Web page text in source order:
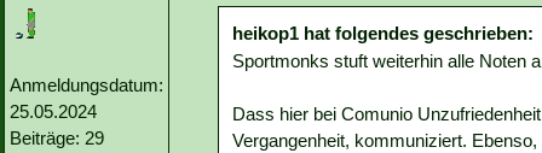
Anmeldungsdatum:
25.05.2024
Beiträge: 29
heikop1 hat folgendes geschrieben:
Sportmonks stuft weiterhin alle Noten
Dass hier bei Comunio
Vergangenheit, kommuniziert.